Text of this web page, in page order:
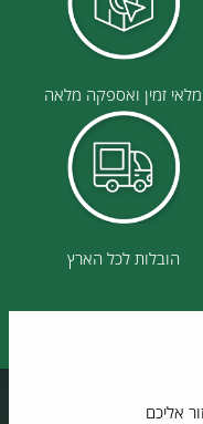
מלאי זמין ואספקה מלאה
הובלות לכל הארץ
אליכם